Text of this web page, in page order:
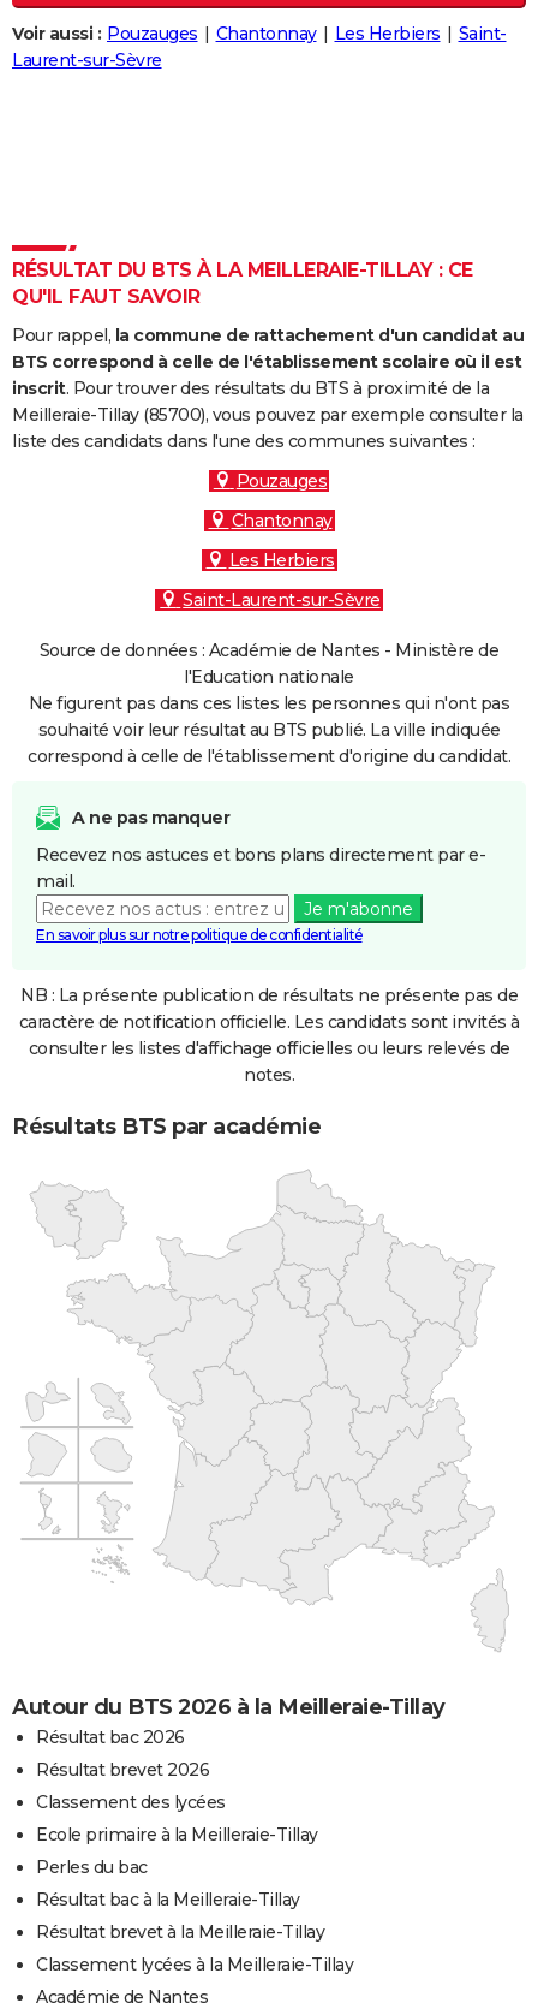
Destinations
City break
Voyage nature
Voyage de noces
Forum
Climat
+
PHOTO
Dictionnaire
Biographies
Citations
Expressions
Proverbes
PROGRAMME TV
S'inscrire
Se connecter
Lycées
Collèges
Primaires
Universités
Entreprises
Service militaire
Avis de recherche
AVIS DE DÉCÈS
FORUM
Voir aussi : Pouzauges Chantonnay Les Herbiers
Saint-
Laurent-sur-Sèvre
RÉSULTAT DU BTS À LA MEILLERAIE-TILLAY : CE
QU'IL FAUT SAVOIR
Pour rappel, la commune de rattachement d'un candidat au
BTS correspond à celle de l'établissement scolaire où il est
inscrit. Pour trouver des résultats du BTS à proximité de la
Meilleraie-Tillay (85700), vous pouvez par exemple consulter la
liste des candidats dans l'une des communes suivantes :
Pouzauges
Chantonnay
Les Herbiers
Saint-Laurent-sur-Sèvre
Source de données : Académie de Nantes - Ministère de
l'Education nationale
Ne figurent pas dans ces listes les personnes qui n'ont pas
souhaité voir leur résultat au BTS publié. La ville indiquée
correspond à celle de l'établissement d'origine du candidat.
A ne pas manquer
Recevez nos astuces et bons plans directement par e-
mail.
Je m'abonne
En savoir plus sur notre politique de confidentialité
NB : La présente publication de résultats ne présente pas de
caractère de notification officielle. Les candidats sont invités à
consulter les listes d'affichage officielles ou leurs relevés de
notes.
Résultats BTS par académie
Autour du BTS 2026 à la Meilleraie-Tillay
Résultat bac 2026
Résultat brevet 2026
Classement des lycées
Ecole primaire à la Meilleraie-Tillay
Perles du bac
Résultat bac à la Meilleraie-Tillay
Résultat brevet à la Meilleraie-Tillay
Classement lycées à la Meilleraie-Tillay
Académie de Nantes